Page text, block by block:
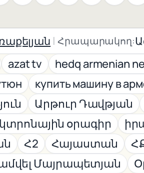
| Հրապարակող:
azat tv hedq armenian
купить машину в
Արթուր Դավթյան
օրագիր
Հ2 Հայաստան
Մայրապետյան